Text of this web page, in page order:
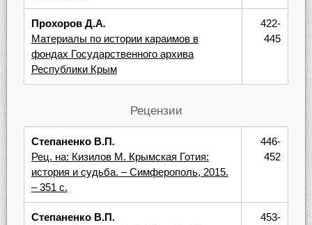
Прохоров Д.А.
Материалы по истории караимов в
фондах Государственного архива
Республики Крым
422-
445
Рецензии
Степаненко В.П.
Рец. на: Кизилов М. Крымская Готия:
история и судьба. – Симферополь, 2015.
– 351 с.
446-
452
Степаненко В.П.
453-